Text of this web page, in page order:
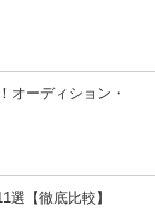
オーディション・
選【徹底比較】